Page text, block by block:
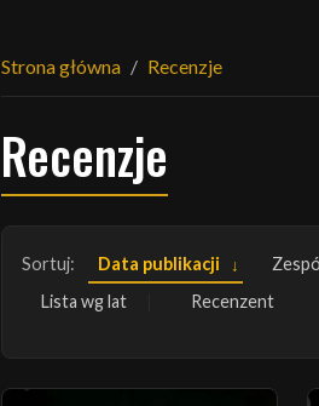
Strona główna Recenzje
Recenzje
Sortuj: Data publikacji
Lista wg lat
Recenzent